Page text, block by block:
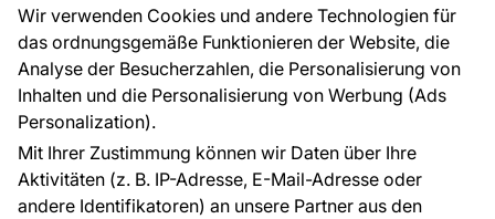
Wir verwenden Cookies und andere Technologien für
das ordnungsgemäße Funktionieren der Website, die
Analyse der Besucherzahlen, die Personalisierung von
Inhalten und die Personalisierung von Werbung (Ads
Personalization).
Mit Ihrer Zustimmung können wir Daten über Ihre
Aktivitäten (z. B. IP-Adresse, E-Mail-Adresse oder
andere Identifikatoren) an unsere Partner aus den
Großhandel
Raumvisualisierung
Tapetenmuster
FÜR SIE
Blog
EU-Projekte
Ratschläge und Tipps
FAQ
ÜBER DAS UNTERNEHMEN